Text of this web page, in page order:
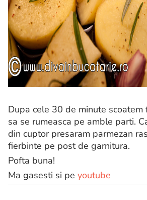
Dupa cele 30 de minute scoatem
sa se rumeasca pe amble parti.
din cuptor presaram parmezan
fierbinte pe post de garnitura.
Pofta buna!
Ma gasesti si pe youtube